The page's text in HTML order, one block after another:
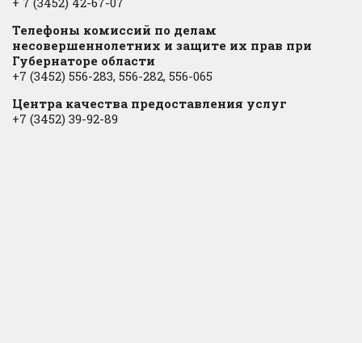
Телефоны комиссий по делам
несовершеннолетних и защите их прав при
Губернаторе области
+7 (3452) 556-283, 556-282, 556-065
Центра качества предоставления услуг
+7 (3452) 39-92-89